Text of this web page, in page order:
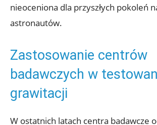
nieoceniona dla⁢ przyszłych pokoleń
astronautów.
Zastosowanie centrów
badawczych w
grawitacji
W ostatnich latach centra badawcze